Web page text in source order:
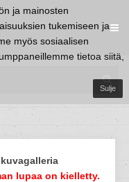
ja mainosten
tukemiseen ja
myös sosiaalisen
tietoa siitä,
Sulje
kuvagalleria
lupaa on kielletty.